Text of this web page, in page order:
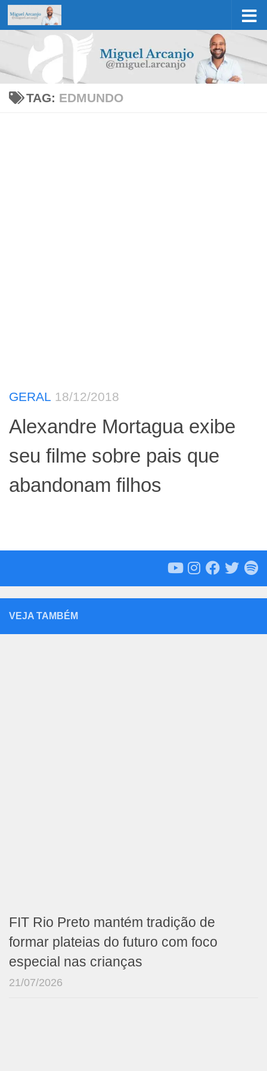
Skip to content
TAG: EDMUNDO
GERAL 18/12/2018
Alexandre Mortagua exibe
seu filme sobre pais que
abandonam filhos
VEJA TAMBÉM
FIT Rio Preto mantém tradição de
formar plateias do futuro com foco
especial nas crianças
21/07/2026